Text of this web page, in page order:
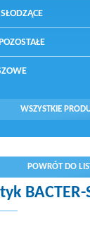
WSZYSTKIE
POWRÓT DO
BACTER-